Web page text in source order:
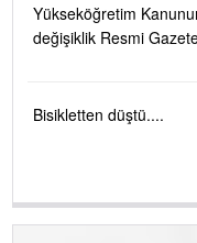
Yükseköğretim
değişiklik Resmi
Bisikletten düştü....